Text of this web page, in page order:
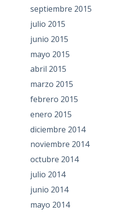
septiembre 2015
julio 2015
junio 2015
mayo 2015
abril 2015
marzo 2015
febrero 2015
enero 2015
diciembre 2014
noviembre 2014
octubre 2014
julio 2014
junio 2014
mayo 2014